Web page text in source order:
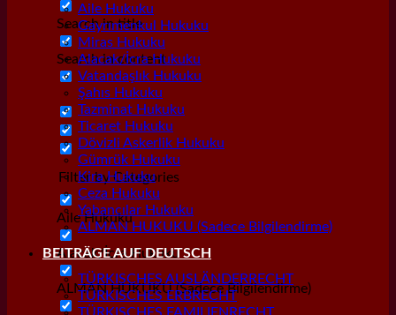
Search in title
Search in content
Filter by Categories
Aile Hukuku
Alacak/İcra Hukuku
ALMAN HUKUKU (Sadece Bilgilendirme)
Aile Hukuku
Gayrımenkul Hukuku
Miras Hukuku
Alacak/İcra Hukuku
Vatandaşlık Hukuku
Şahıs Hukuku
Tazminat Hukuku
Ticaret Hukuku
Dövizli Askerlik Hukuku
Gümrük Hukuku
Kira Hukuku
Ceza Hukuku
Yabancılar Hukuku
ALMAN HUKUKU (Sadece Bilgilendirme)
BEITRÄGE AUF DEUTSCH
TÜRKISCHES AUSLÄNDERRECHT
TÜRKISCHES ERBRECHT